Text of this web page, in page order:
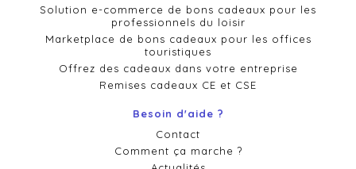
Solution e-commerce de bons cadeaux pour les
professionnels du loisir
Marketplace de bons cadeaux pour les offices
touristiques
Offrez des cadeaux dans votre entreprise
Remises cadeaux CE et CSE
Besoin d'aide ?
Contact
Comment ça marche ?